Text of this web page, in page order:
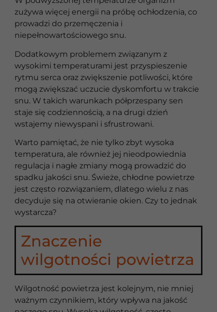
zużywa więcej energii na próbę ochłodzenia, co
prowadzi do przemęczenia i
niepełnowartościowego snu.
Dodatkowym problemem związanym z
wysokimi temperaturami jest przyspieszenie
rytmu serca oraz zwiększenie potliwości, które
mogą zwiększać uczucie dyskomfortu w trakcie
snu. W takich warunkach półprzespany sen
staje się codziennością, a na drugi dzień
wstajemy niewyspani i sfrustrowani.
Warto pamiętać, że nie tylko zbyt wysoka
temperatura, ale również jej nieodpowiednia
regulacja i nagłe zmiany mogą prowadzić do
spadku jakości snu. Świeże, chłodne powietrze
jest często rozwiązaniem, dlatego wielu z nas
decyduje się na otwieranie okien. Czy to jednak
wystarcza?
Znaczenie
wilgotności powietrza
Wilgotność powietrza jest kolejnym, nie mniej
ważnym czynnikiem, który wpływa na jakość